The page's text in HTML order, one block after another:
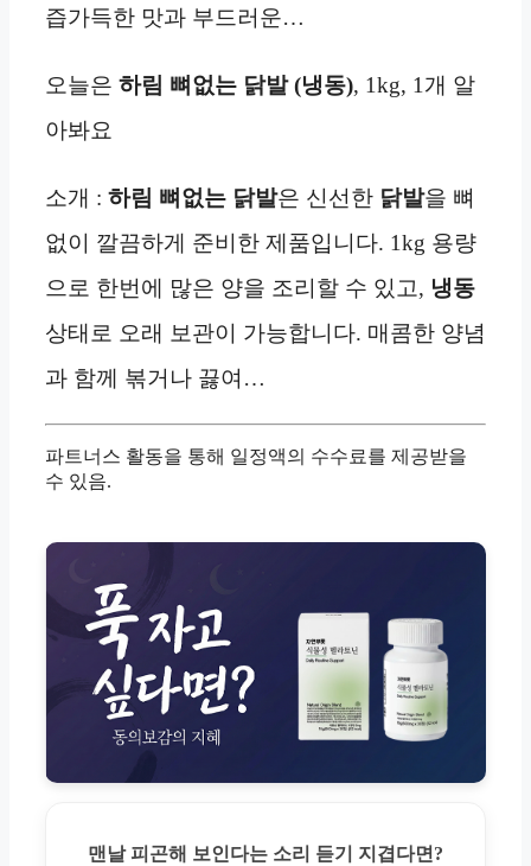
즙가득한 맛과 부드러운…
오늘은 하림 뼈없는 닭발 (냉동), 1kg, 1개 알
아봐요
소개 : 하림 뼈없는 닭발은 신선한 닭발을 뼈
없이 깔끔하게 준비한 제품입니다. 1kg 용량
으로 한번에 많은 양을 조리할 수 있고, 냉동
상태로 오래 보관이 가능합니다. 매콤한 양념
과 함께 볶거나 끓여…
파트너스 활동을 통해 일정액의 수수료를 제공받을
수 있음.
맨날 피곤해 보인다는 소리 듣기 지겹다면?